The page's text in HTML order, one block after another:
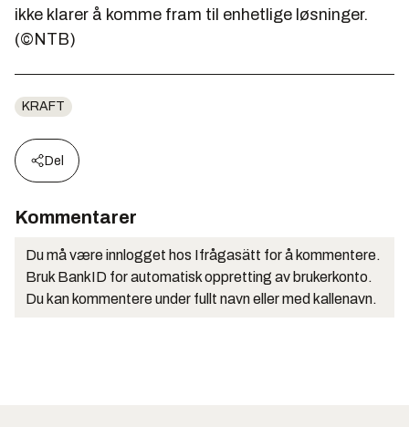
ikke klarer å komme fram til enhetlige løsninger.
(©NTB)
KRAFT
Del
Kommentarer
Du må være innlogget hos Ifrågasätt for å kommentere.
Bruk BankID for automatisk oppretting av brukerkonto.
Du kan kommentere under fullt navn eller med kallenavn.